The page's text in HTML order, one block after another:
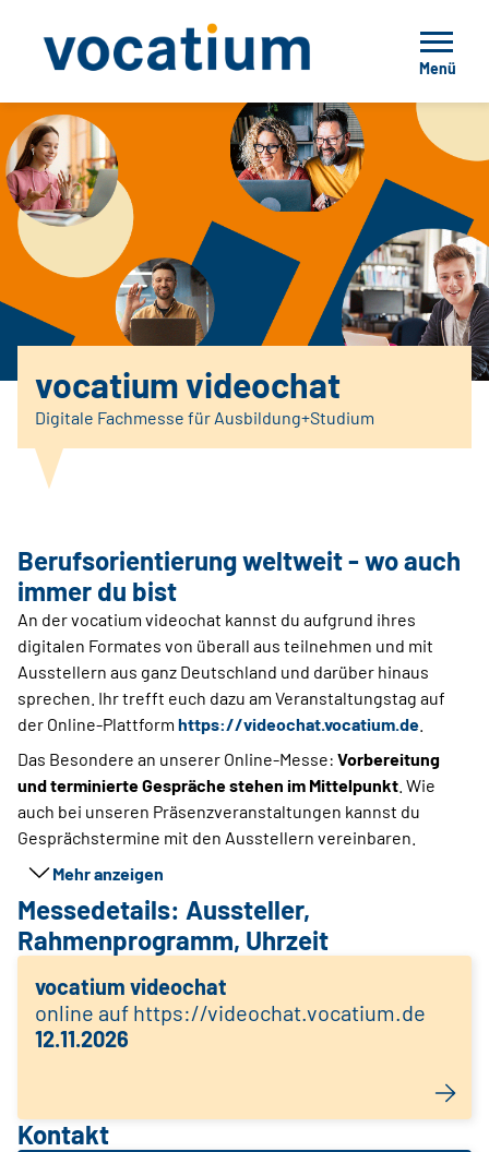
Menü
vocatium videochat
Digitale Fachmesse für Ausbildung+Studium
Berufsorientierung weltweit - wo auch
immer du bist
An der vocatium videochat kannst du aufgrund ihres
digitalen Formates von überall aus teilnehmen und mit
Ausstellern aus ganz Deutschland und darüber hinaus
sprechen. Ihr trefft euch dazu am Veranstaltungstag auf
der Online-Plattform https://videochat.vocatium.de
Das Besondere an unserer Online-Messe: Vorbereitung
und terminierte Gespräche stehen im Mittelpunkt . Wie
auch bei unseren Präsenzveranstaltungen kannst du
Gesprächstermine mit den Ausstellern vereinbaren.
Mehr anzeigen
Messedetails: Aussteller,
Rahmenprogramm, Uhrzeit
vocatium videochat
online auf https://videochat.vocatium.de
12.11.2026
Kontakt